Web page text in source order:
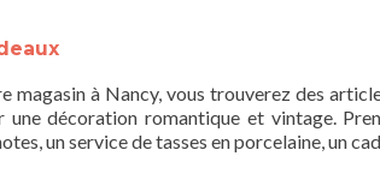
magasin à Nancy, vous trouverez des
décoration romantique et vintage.
un service de tasses en porcelaine, un